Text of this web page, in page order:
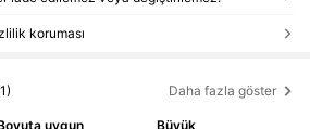
koruması
Daha fazla göster
uygun
Büyük